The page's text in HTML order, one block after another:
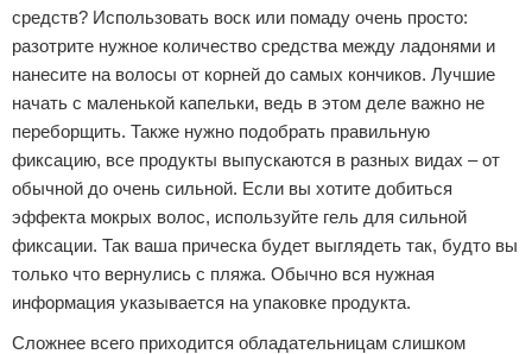
средств? Использовать воск или помаду очень просто:
разотрите нужное количество средства между ладонями и
нанесите на волосы от корней до самых кончиков. Лучшие
начать с маленькой капельки, ведь в этом деле важно не
переборщить. Также нужно подобрать правильную
фиксацию, все продукты выпускаются в разных видах – от
обычной до очень сильной. Если вы хотите добиться
эффекта мокрых волос, используйте гель для сильной
фиксации. Так ваша прическа будет выглядеть так, будто вы
только что вернулись с пляжа. Обычно вся нужная
информация указывается на упаковке продукта.
Сложнее всего приходится обладательницам слишком